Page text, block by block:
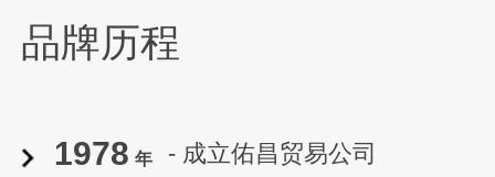
品牌历程
1978 年 - 成立佑昌贸易公司